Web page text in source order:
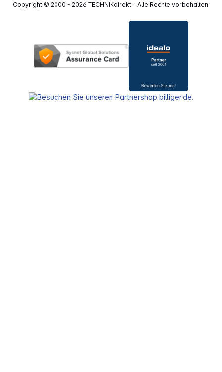
Copyright © 2000 - 2026 TECHNIKdirekt - Alle Rechte vorbehalten.